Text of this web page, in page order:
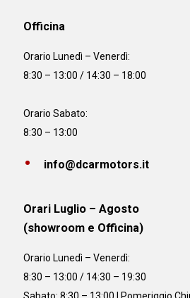
Officina
Orario Lunedì – Venerdì:
8:30 – 13:00 / 14:30 – 18:00
Orario Sabato:
8:30 – 13:00
info@dcarmotors.it
Orari Luglio – Agosto
(showroom e Officina)
Orario Lunedì – Venerdì:
8:30 – 13:00 / 14:30 – 19:30